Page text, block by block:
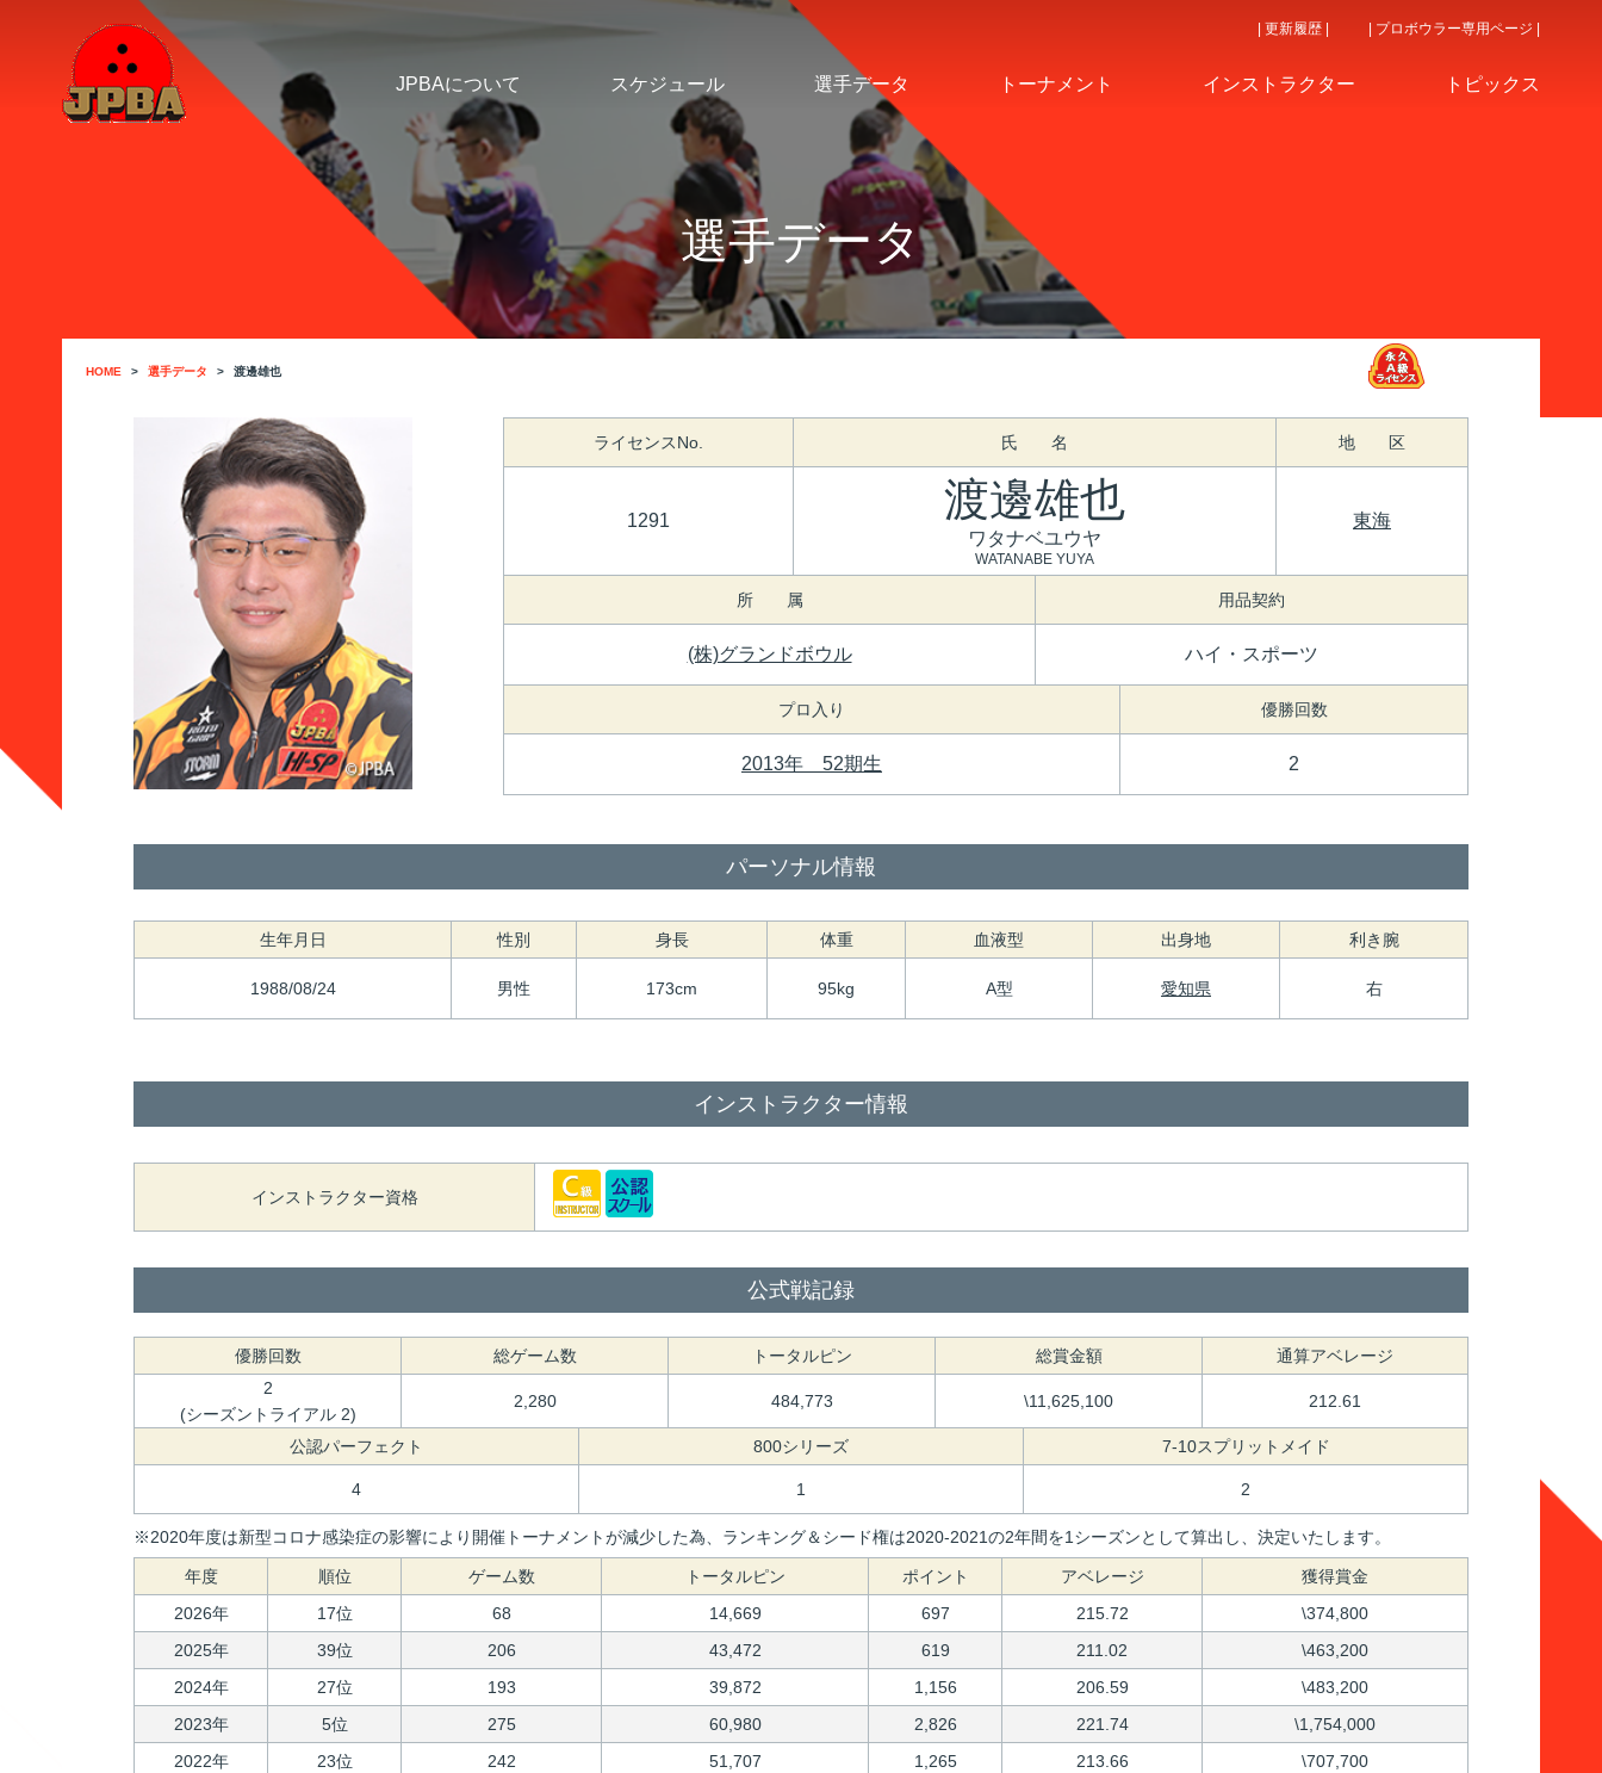
JPBAについて スケジュール 選手データ トーナメント インストラクター トピックス
| 更新履歴 | | プロボウラー専用ページ |
選手データ
HOME 選手データ 渡邊雄也
ライセンスNo. 氏 名 地 区
1291 渡邊雄也
ワタナベユウヤ
WATANABE YUYA
東海
所 属 用品契約
(株)グランドボウル ハイ・スポーツ
プロ入り 優勝回数
2013年 52期生 2
パーソナル情報
生年月日 性別 身長 体重 血液型 出身地 利き腕
1988/08/24 男性 173cm 95kg A型 愛知県 右
インストラクター情報
インストラクター資格
公式戦記録
優勝回数 総ゲーム数 トータルピン 総賞金額
通算アベレージ
2
(シーズントライアル 2)
2,280 484,773 \11,625,100 212.61
公認パーフェクト 800シリーズ 7-10スプリットメイド
4 1 2
※2020年度は新型コロナ感染症の影響により開催トーナメントが減少した為、ランキング＆シード権は2020-2021の2年間を1シーズンとして算出し、決定いたします。
年度 順位 ゲーム数 トータルピン ポイント アベレージ
獲得賞金
2026年
17位 68 14,669 697 215.72
\374,800
2025年
39位 206 43,472 619 211.02
\463,200
2024年
27位 193 39,872 1,156 206.59
\483,200
2023年
5位 275 60,980 2,826 221.74
\1,754,000
2022年
23位 242 51,707 1,265 213.66
\707,700